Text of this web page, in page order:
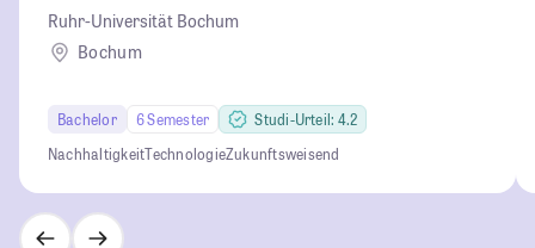
Ruhr-Universität Bochum
Bochum
Bachelor 6 Semester
Studi-Urteil: 4.2
NachhaltigkeitTechnologieZukunftsweisend